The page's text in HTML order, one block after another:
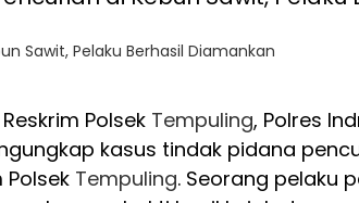
Sawit, Pelaku Berhasil Diamankan
Polsek Tempuling, Polres
kasus tindak pidana
Tempuling. Seorang pelaku